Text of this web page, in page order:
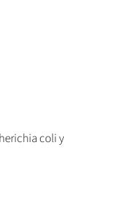
coli y